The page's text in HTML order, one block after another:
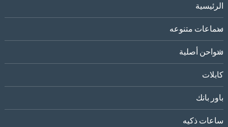
الرئيسية
سماعات متنوعه
شواحن أصلية
كابلات
باور بانك
ساعات ذكيه